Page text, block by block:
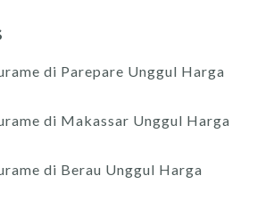
di Parepare Unggul Harga
di Makassar Unggul Harga
di Berau Unggul Harga